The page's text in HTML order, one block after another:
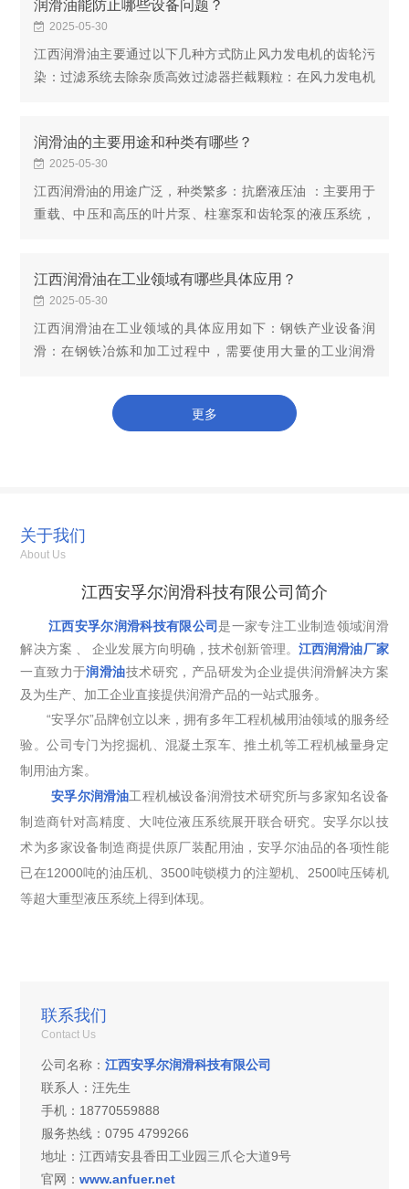
润滑油能防止哪些设备问题？
2025-05-30
江西润滑油主要通过以下几种方式防止风力发电机的齿轮污
染：过滤系统去除杂质高效过滤器拦截颗粒：在风力发电机
润滑油的主要用途和种类有哪些？
2025-05-30
江西润滑油的用途广泛，种类繁多：抗磨液压油 ：主要用于
重载、中压和高压的叶片泵、柱塞泵和齿轮泵的液压系统，
江西润滑油在工业领域有哪些具体应用？
2025-05-30
江西润滑油在工业领域的具体应用如下：钢铁产业设备润
滑：在钢铁冶炼和加工过程中，需要使用大量的工业润滑
运行，降低能耗，提高生产效率和产品质量。。发电产...
更多
关于我们
About Us
江西安孚尔润滑科技有限公司简介
江西安孚尔润滑科技有限公司 是一家专注工业制造领域润滑
解决方案 、 企业发展方向明确，技术创新管理。 江西润滑油厂家
一直致力于润滑油技术研究，产品研发为企业提供润滑解决方案
及为生产、加工企业直接提供润滑产品的一站式服务。
“安孚尔”品牌创立以来，拥有多年工程机械用油领域的服务经
验。公司专门为挖掘机、混凝土泵车、推土机等工程机械量身定
制用油方案。
安孚尔润滑油工程机械设备润滑技术研究所与多家知名设备
制造商针对高精度、大吨位液压系统展开联合研究。安孚尔以技
术为多家设备制造商提供原厂装配用油，安孚尔油品的各项性能
已在12000吨的油压机、3500吨锁模力的注塑机、2500吨压铸机
等超大重型液压系统上得到体现。
联系我们
Contact Us
公司名称： 江西安孚尔润滑科技有限公司
联系人：汪先生
手机： 18770559888
服务热线： 0795 4799266
地址： 江西靖安县香田工业园三爪仑大道9号
官网： www.anfuer.net